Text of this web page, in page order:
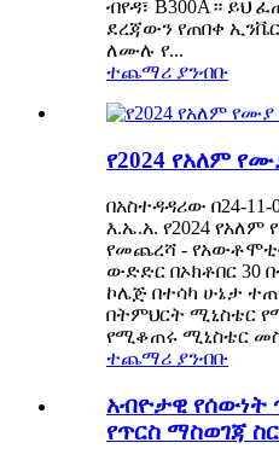
ብየዳ፣ B300A። ይህ
ደረጃውን የጠበቀ
ለሙሉ የ...
ተጨማሪ ያንብቡ
የ2024 የአለም
በአስተዳዳሪው በ24-11-
እ.ኤ.አ. የ2024
የመጨረሻ -
ውድድር በኦክቶበር 30
ኮሌጅ በተሳካ ሁኔታ
በትምህርት ሚኒስቴር
የሚቆጠሩ ሚኒስቴር
ተጨማሪ ያንብቡ
አብዮታዊ የሰውነት
የጥርስ ማስወገጃ